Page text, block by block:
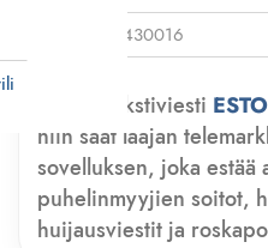
Lähetä tekstiviesti ESTO
niin saat laajan
sovelluksen, joka estää
puhelinmyyjien soitot,
huijausviestit ja